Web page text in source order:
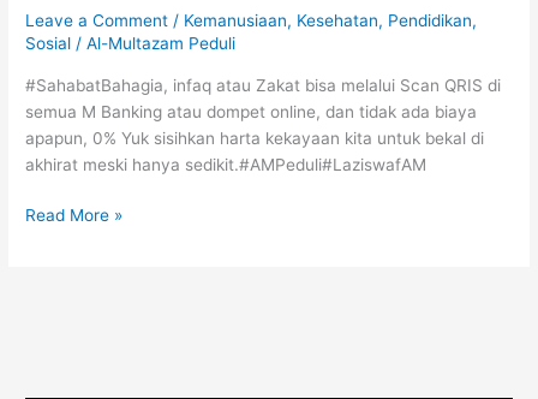
Leave a Comment / Kemanusiaan, Kesehatan, Pendidikan,
Sosial /Al-Multazam Peduli
#SahabatBahagia, infaq atau Zakat bisa melalui Scan QRIS di
semua M Banking atau dompet online, dan tidak ada biaya
apapun, 0% Yuk sisihkan harta kekayaan kita untuk bekal di
akhirat meski hanya sedikit.#AMPeduli#LaziswafAM
Read More »